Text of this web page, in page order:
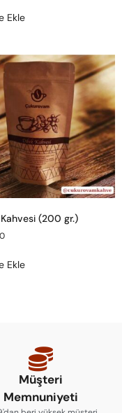
Ekle
(200 gr.)
Ekle
Müşteri
Memnuniyeti